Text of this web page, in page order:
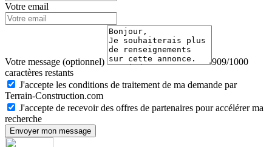
Votre email
Votre message (optionnel)
909/1000
caractères restants
J'accepte les conditions de traitement de ma demande par
Terrain-Construction.com
J'accepte de recevoir des offres de partenaires pour accélérer ma
recherche
Envoyer mon message